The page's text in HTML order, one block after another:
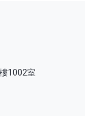
1002室